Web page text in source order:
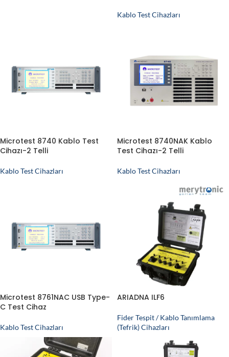
Kablo Test Cihazları
Microtest 8740 Kablo Test
Cihazı-2 Telli
Kablo Test Cihazları
Microtest 8740NAK Kablo
Test Cihazı-2 Telli
Kablo Test Cihazları
Microtest 8761NAC USB Type-
C Test Cihaz
Kablo Test Cihazları
ARIADNA ILF6
Fider Tespit / Kablo Tanımlama
(Tefrik) Cihazları